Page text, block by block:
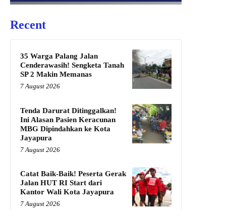
Recent
35 Warga Palang Jalan
Cenderawasih! Sengketa Tanah
SP 2 Makin Memanas
7 August 2026
Tenda Darurat Ditinggalkan!
Ini Alasan Pasien Keracunan
MBG Dipindahkan ke Kota
Jayapura
7 August 2026
Catat Baik-Baik! Peserta Gerak
Jalan HUT RI Start dari
Kantor Wali Kota Jayapura
7 August 2026